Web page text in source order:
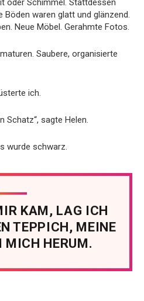
oder Schimmel. Stattdessen
Böden waren glatt und glänzend.
Neue Möbel. Gerahmte Fotos.
Saubere, organisierte
ich.
Schatz“, sagte Helen.
wurde schwarz.
KAM, LAG ICH
TEPPICH, MEINE
MICH HERUM.